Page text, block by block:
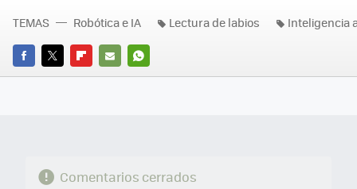
FACEBOOK
TWITTERFLIPBOARD
E-
WHATSAPP
TEMAS Robótica e IA Lectura de labios Inteligencia
Comentarios cerrados